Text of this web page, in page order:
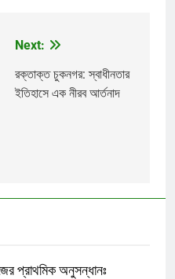
Next:
রক্তাক্ত চুকনগর: স্বাধীনতার
ইতিহাসে এক নীরব আর্তনাদ
প্রাথমিক অনুসন্ধানঃ